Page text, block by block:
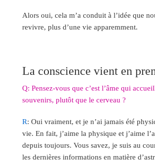
Alors oui, cela m’a conduit à l’idée que
revivre, plus d’une vie apparemment.
La conscience vient en
Q: Pensez-vous que c’est l’âme qui
souvenirs, plutôt que le cerveau ?
R: Oui vraiment, et je n’ai jamais été
vie. En fait, j’aime la physique et j’aime
depuis toujours. Vous savez, je suis au
les dernières informations en matière